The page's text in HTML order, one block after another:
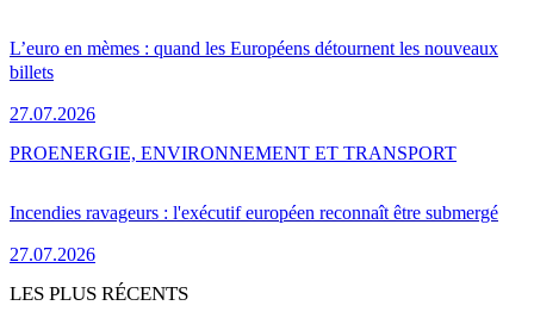
L’euro en mèmes : quand les Européens détournent les nouveaux
billets
27.07.2026
Incendies ravageurs : l'exécutif européen reconnaît être submergé
27.07.2026
PROENERGIE, ENVIRONNEMENT ET TRANSPORT
LES PLUS RÉCENTS